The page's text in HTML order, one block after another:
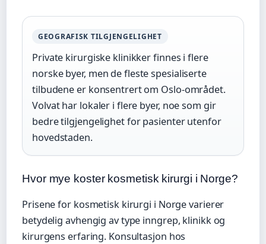
GEOGRAFISK TILGJENGELIGHET
Private kirurgiske klinikker finnes i flere
norske byer, men de fleste spesialiserte
tilbudene er konsentrert om Oslo-området.
Volvat har lokaler i flere byer, noe som gir
bedre tilgjengelighet for pasienter utenfor
hovedstaden.
Hvor mye koster kosmetisk kirurgi i Norge?
Prisene for kosmetisk kirurgi i Norge varierer
betydelig avhengig av type inngrep, klinikk og
kirurgens erfaring. Konsultasjon hos